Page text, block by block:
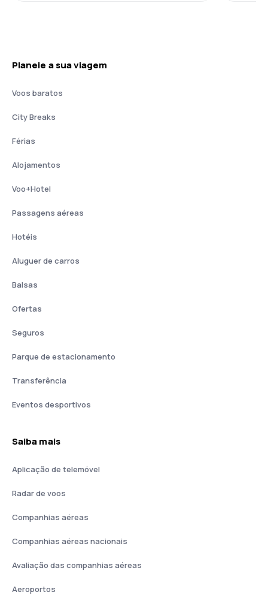
Planeie a sua viagem
Voos baratos
City Breaks
Férias
Alojamentos
Voo+Hotel
Passagens aéreas
Hotéis
Aluguer de carros
Balsas
Ofertas
Seguros
Parque de estacionamento
Transferência
Eventos desportivos
Saiba mais
Aplicação de telemóvel
Radar de voos
Companhias aéreas
Companhias aéreas nacionais
Avaliação das companhias aéreas
Aeroportos